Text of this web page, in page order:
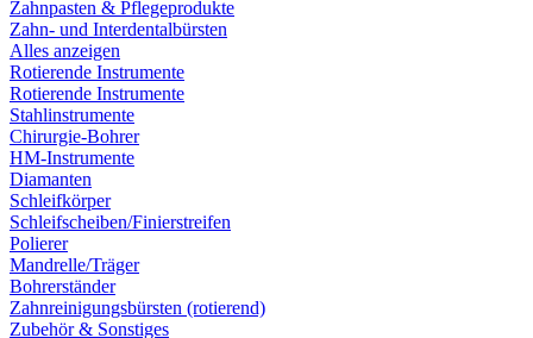
Zahnpasten & Pflegeprodukte
Zahn- und Interdentalbürsten
Alles anzeigen
Rotierende Instrumente
Rotierende Instrumente
Stahlinstrumente
Chirurgie-Bohrer
HM-Instrumente
Diamanten
Schleifkörper
Schleifscheiben/Finierstreifen
Polierer
Mandrelle/Träger
Bohrerständer
Zahnreinigungsbürsten (rotierend)
Zubehör & Sonstiges